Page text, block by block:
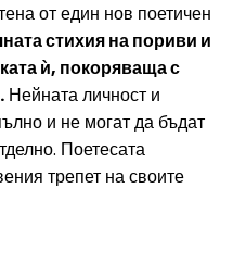
от един нов поетичен
стихия на пориви и
ѝ, покоряваща с
Нейната личност и
и не могат да бъдат
Поетесата
трепет на своите